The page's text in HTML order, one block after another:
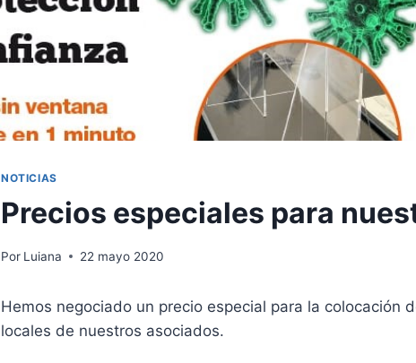
NOTICIAS
Precios especiales para
Por Luiana 22 mayo 2020
Hemos negociado un precio especial para la colocación
locales de nuestros asociados.